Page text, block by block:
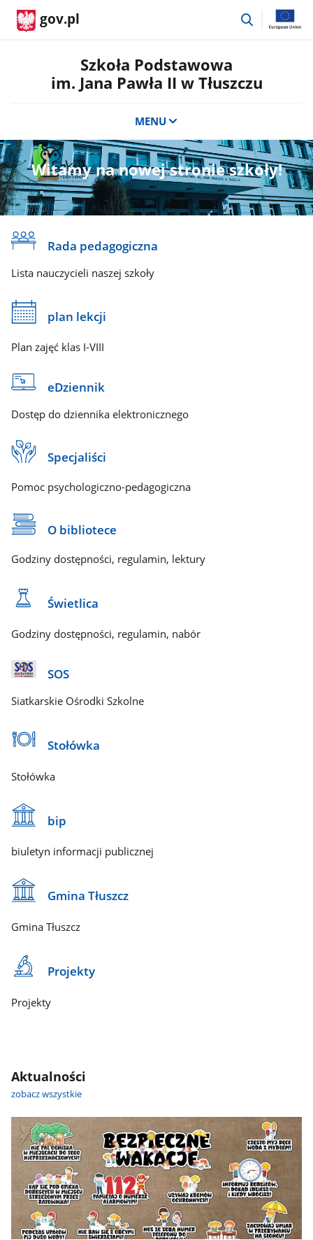
gov.pl
przejdź
Szkoła Podstawowa
im. Jana Pawła II w Tłuszczu
MENU
Witamy na nowej stronie szkoły!
Rada pedagogiczna
Lista nauczycieli naszej szkoły
plan lekcji
Plan zajęć klas I-VIII
eDziennik
Dostęp do dziennika elektronicznego
Specjaliści
Pomoc psychologiczno-pedagogiczna
O bibliotece
Godziny dostępności, regulamin, lektury
Świetlica
Godziny dostępności, regulamin, nabór
SOS
Siatkarskie Ośrodki Szkolne
Stołówka
Stołówka
bip
biuletyn informacji publicznej
Gmina Tłuszcz
Gmina Tłuszcz
Projekty
Projekty
Aktualności
zobacz wszystkie